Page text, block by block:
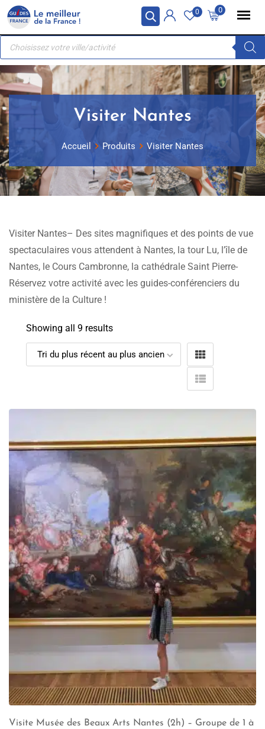
Panneau de gestion des cookies
Skip
content
0
0
Recherche
produits
Visiter Nantes
Accueil Produits Visiter Nantes
Visiter Nantes– Des sites magnifiques et des points de vue
spectaculaires vous attendent à Nantes, la tour Lu, l’île de
Nantes, le Cours Cambronne, la cathédrale Saint Pierre-
Réservez votre activité avec les guides-conférenciers du
ministère de la Culture !
Showing all 9 results
Visite Musée des Beaux Arts Nantes (2h) – Groupe de 1 à